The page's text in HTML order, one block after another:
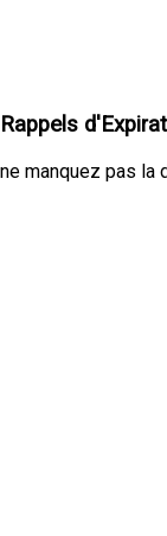
Rappels
ne manquez pas la